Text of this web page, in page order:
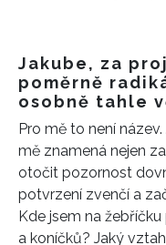
Jakube, za
poměrně
osobně tahle
Pro mě to není
mě znamená nejen
otočit pozornost
potvrzení zvenčí a
Kde jsem na
a koníčků? Jaký